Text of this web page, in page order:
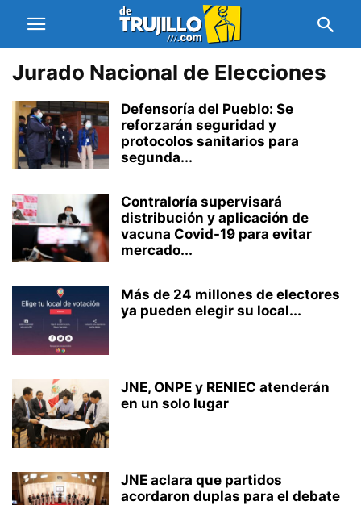
Jurado Nacional de Elecciones
Defensoría del Pueblo: Se
reforzarán seguridad y
protocolos sanitarios para
segunda...
Contraloría supervisará
distribución y aplicación de
vacuna Covid-19 para evitar
mercado...
Más de 24 millones de electores
ya pueden elegir su local...
JNE, ONPE y RENIEC atenderán
en un solo lugar
JNE aclara que partidos
acordaron duplas para el debate